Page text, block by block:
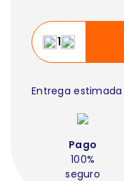
Entrega
Pago
100%
seguro